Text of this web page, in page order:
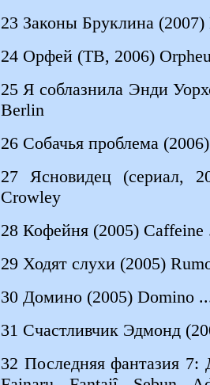
23 Законы Бруклина
24 Орфей (ТВ, 2006)
25 Я соблазнила Энди
Berlin
26 Собачья проблема
27 Ясновидец (сериал,
Crowley
28 Кофейня (2005) Caffeine
29 Ходят слухи (2005)
30 Домино (2005) Domino
31 Счастливчик Эдмонд
32 Последняя фантазия 7: